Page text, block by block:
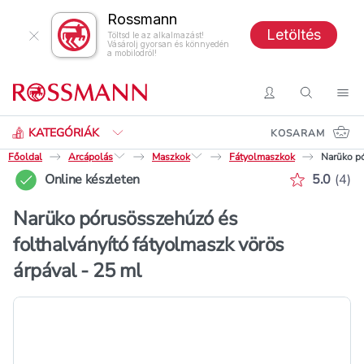
Rossmann
Töltsd le az alkalmazást!
Vásárolj gyorsan és könnyedén
a mobilodról!
Letöltés
BelépésKeresés
KATEGÓRIÁK
Keresés
KOSARAM
Főoldal
Arcápolás Maszkok Fátyolmaszkok Narüko
Online készleten 5.0 (4)
Narüko pórusösszehúzó és
folthalványító fátyolmaszk vörös
árpával - 25 ml